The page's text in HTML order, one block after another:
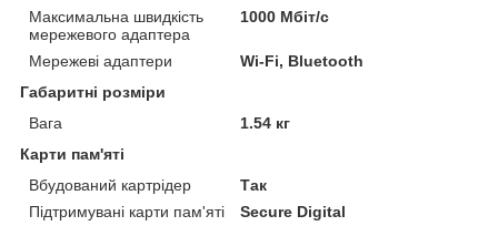
Максимальна швидкість
мережевого адаптера
1000 Мбіт/с
Мережеві адаптери
Wi-Fi, Bluetooth
Габаритні розміри
Вага
1.54 кг
Карти пам'яті
Вбудований картрідер
Так
Підтримувані карти пам'яті
Secure Digital